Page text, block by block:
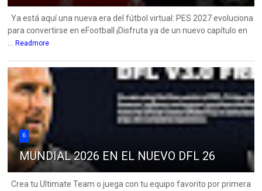
Ya está aquí una nueva era del fútbol virtual: PES 2027 evoluciona
para convertirse en eFootball ¡Disfruta ya de un nuevo capítulo en
... Readmore
6
MUNDIAL 2026 EN EL NUEVO DFL 26
Crea tu Ultimate Team o juega con tu equipo favorito por primera